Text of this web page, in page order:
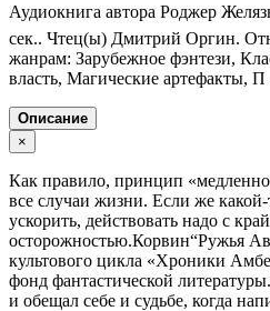
Аудиокнига автора Роджер
сек.. Чтец(ы) Дмитрий Оргин.
жанрам: Зарубежное фэнтези,
власть, Магические артефакты, П
Описание
×
Как правило, принцип
все случаи жизни. Если же
ускорить, действовать надо с
осторожностью.Корвин“Ружья
культового цикла «Хроники
фонд фантастической
и обещал себе и судьбе, когда